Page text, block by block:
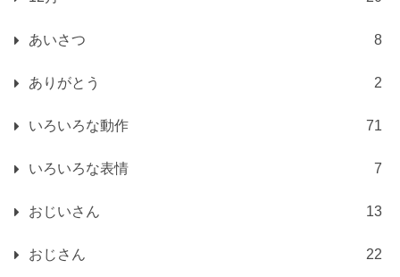
あいさつ 8
ありがとう 2
いろいろな動作 71
いろいろな表情 7
おじいさん 13
おじさん 22